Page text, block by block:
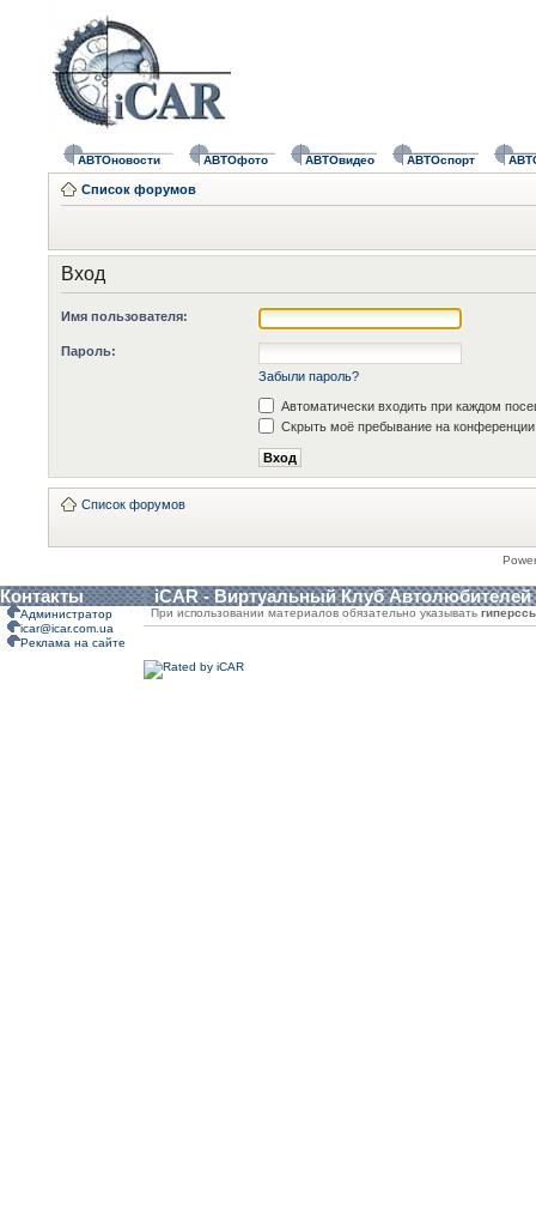
АВТОновости АВТОфото АВТОвидео АВТОспорт
Список форумов
Вход
Имя пользователя:
Пароль:
Забыли пароль?
Автоматически входить при каждом
Скрыть моё пребывание на конференции
Список форумов
Контакты iCAR - Виртуальный Клуб Автолюбителей
Администратор
icar@icar.com.ua
Реклама на сайте
При использовании материалов обязательно указывать